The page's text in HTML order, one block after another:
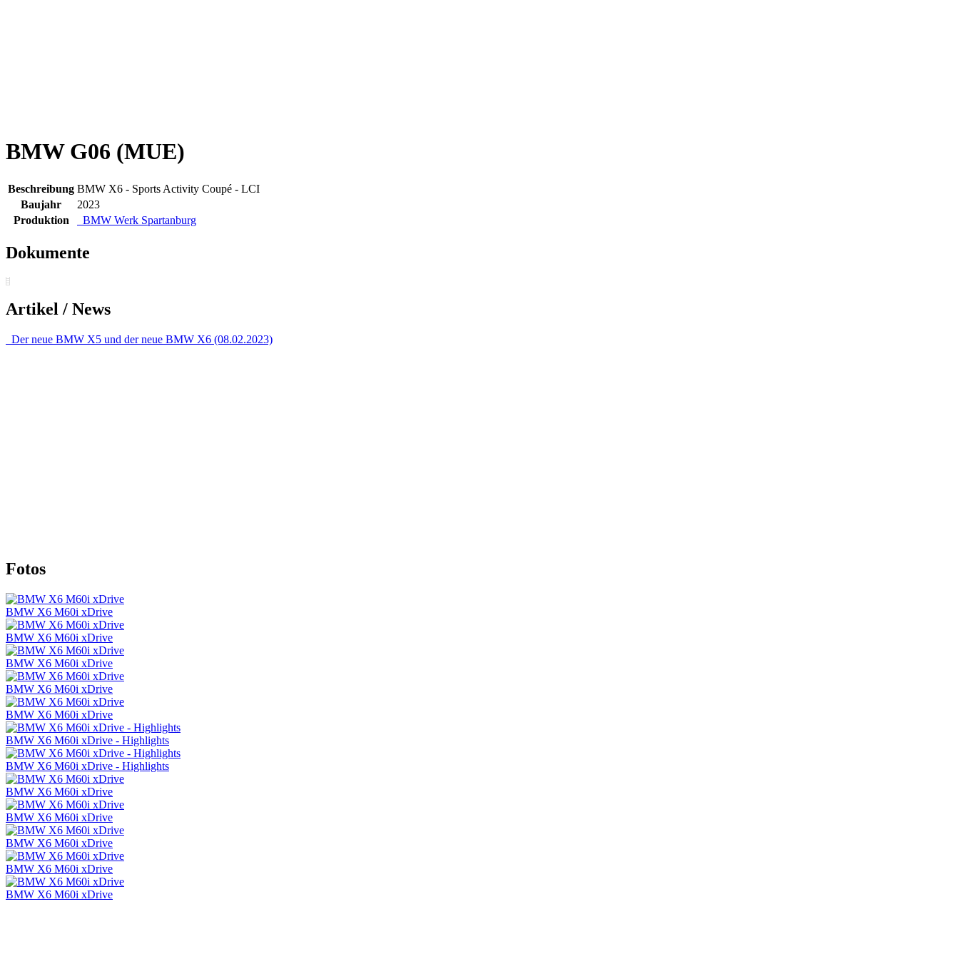
BMW G06 (MUE)
Beschreibung BMW X6 - Sports Activity Coupé - LCI
Baujahr
2023
Produktion
BMW Werk Spartanburg
Dokumente
Artikel / News
Der neue BMW X5 und der neue BMW X6 (08.02.2023)
Fotos
BMW X6 M60i xDrive
BMW X6 M60i xDrive
BMW X6 M60i xDrive
BMW X6 M60i xDrive
BMW X6 M60i xDrive
BMW X6 M60i xDrive - Highlights
BMW X6 M60i xDrive - Highlights
BMW X6 M60i xDrive
BMW X6 M60i xDrive
BMW X6 M60i xDrive
BMW X6 M60i xDrive
BMW X6 M60i xDrive